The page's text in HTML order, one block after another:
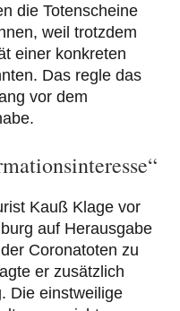
die Totenscheine
weil trotzdem
einer konkreten
Das regle das
vor dem
Kauß Klage vor
auf Herausgabe
Coronatoten zu
er zusätzlich
Die einstweilige